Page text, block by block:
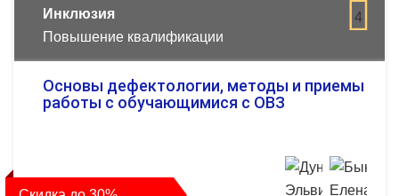
4
Инклюзия
Повышение квалификации
Основы дефектологии, методы и приемы
работы с обучающимися с ОВЗ